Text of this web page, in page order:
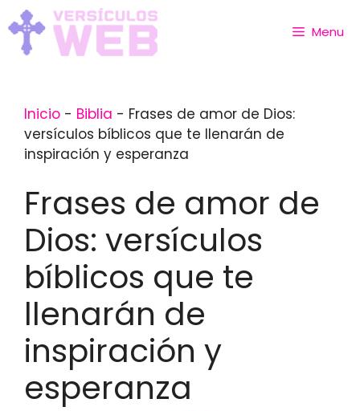
Skip
to
content
Menu
Inicio - Biblia - Frases de amor de Dios:
versículos bíblicos que te llenarán de
inspiración y esperanza
Frases de amor de
Dios: versículos
bíblicos que te
llenarán de
inspiración y
esperanza